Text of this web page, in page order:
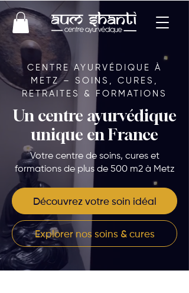
CENTRE AYURVÉDIQUE À
METZ – SOINS, CURES,
RETRAITES & FORMATIONS
Un centre ayurvédique
unique en France
Votre centre de soins, cures et
formations de plus de 500 m2 à Metz
Découvrez votre soin idéal
Explorer nos soins & cures